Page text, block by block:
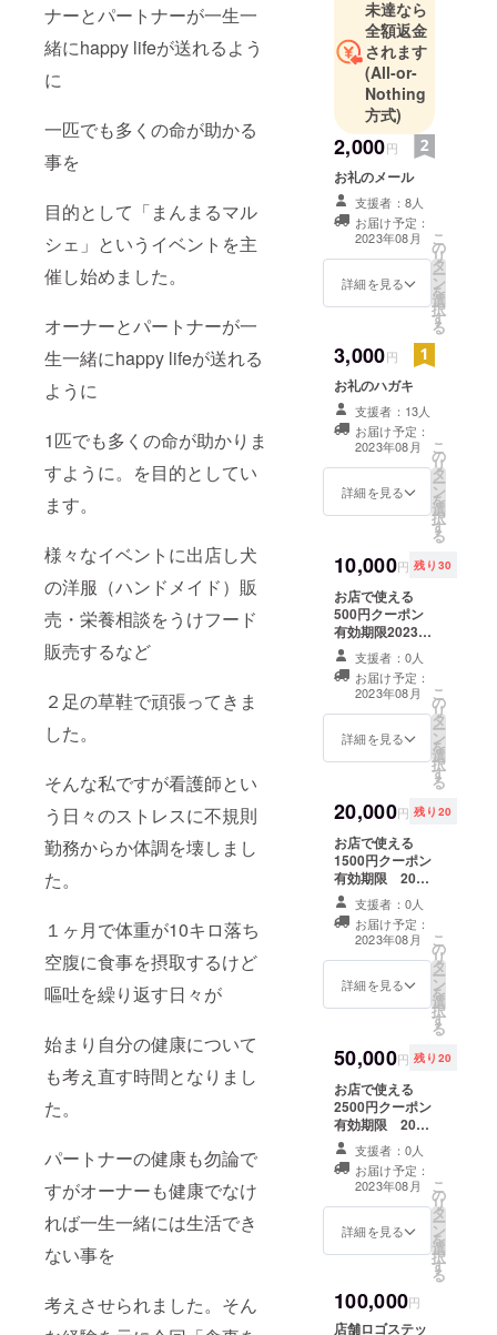
ナーとパートナーが一生一
緒にhappy lifeが送れるよう
に
一匹でも多くの命が助かる
事を
目的として「まんまるマル
シェ」というイベントを主
催し始めました。
オーナーとパートナーが一
生一緒にhappy lifeが送れる
ように
1匹でも多くの命が助かりま
すように。を目的としてい
ます。
様々なイベントに出店し犬
の洋服（ハンドメイド）販
売・栄養相談をうけフード
販売するなど
２足の草鞋で頑張ってきま
した。
そんな私ですが看護師とい
う日々のストレスに不規則
勤務からか体調を壊しまし
た。
１ヶ月で体重が10キロ落ち
空腹に食事を摂取するけど
嘔吐を繰り返す日々が
始まり自分の健康について
も考え直す時間となりまし
た。
パートナーの健康も勿論で
すがオーナーも健康でなけ
れば一生一緒には生活でき
ない事を
考えさせられました。そん
獣医師会へ
全額寄付し
ています。
マルシェを
開く事で啓
蒙活動にも
繋がりオー
ナーとパー
トナーの思
い出作り
ルシェには
も在籍して
いるため食
事から問題
行動まで相
談できる場
となってい
ます。この
様な経験か
つことを決
意。クラウ
ドファンテ
イングに挑
戦すること
にしまし
た。是非、
ご協力・ご
支援よろし
ます。
未達なら
全額返金
されます
(All-or-
Nothing
方式)
2,000円
お礼のメール
支援者：8人
お届け予定：
2023年08月
詳細を見る
こ
の
リ
タ
ー
ン
を
選
択
す
る
3,000円
お礼のハガキ
支援者：13人
お届け予定：
2023年08月
詳細を見る
こ
の
リ
タ
ー
ン
を
選
択
す
る
10,000円 残り30
お店で使える
500円クーポン
有効期限2023年
10月1日〜12月
29日まで
支援者：0人
お届け予定：
2023年08月
詳細を見る
こ
の
リ
タ
ー
ン
を
選
択
す
る
20,000円 残り20
お店で使える
1500円クーポン
有効期限 2023
年10月1日〜12
月29日まで
支援者：0人
お届け予定：
2023年08月
詳細を見る
こ
の
リ
タ
ー
ン
を
選
択
す
る
50,000円 残り20
お店で使える
2500円クーポン
有効期限 2023
年10月1日〜12
月29日まで
支援者：0人
お届け予定：
2023年08月
詳細を見る
こ
の
リ
タ
ー
ン
を
選
択
す
る
100,000円
店舗ロゴステッ